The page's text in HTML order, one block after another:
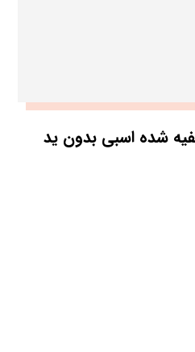
شده اسبی بدون ید